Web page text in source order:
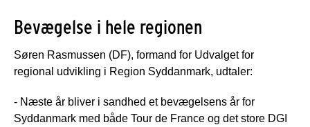
Bevægelse i hele regionen
Søren Rasmussen (DF), formand for Udvalget for
regional udvikling i Region Syddanmark, udtaler:
- Næste år bliver i sandhed et bevægelsens år for
Syddanmark med både Tour de France og det store DGI